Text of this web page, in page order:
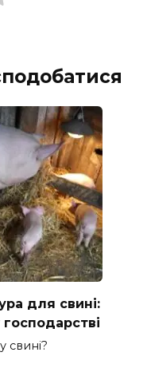
для свині:
свині?